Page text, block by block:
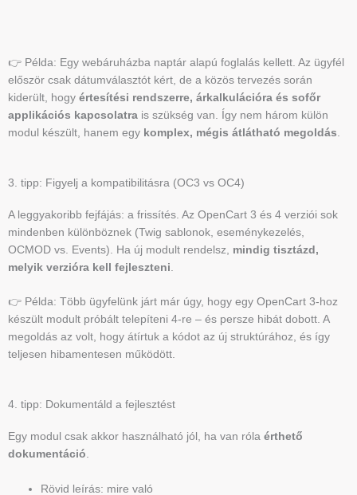
👉 Példa: Egy webáruházba naptár alapú foglalás kellett. Az ügyfél
először csak dátumválasztót kért, de a közös tervezés során
kiderült, hogy értesítési rendszerre, árkalkulációra és sofőr
applikációs kapcsolatra is szükség van. Így nem három külön
modul készült, hanem egy komplex, mégis átlátható megoldás
3. tipp: Figyelj a kompatibilitásra (OC3 vs OC4)
A leggyakoribb fejfájás: a frissítés. Az OpenCart 3 és 4 verziói sok
mindenben különböznek (Twig sablonok, eseménykezelés,
OCMOD vs. Events). Ha új modult rendelsz, mindig tisztázd,
melyik verzióra kell fejleszteni
👉 Példa: Több ügyfelünk járt már úgy, hogy egy OpenCart 3-hoz
készült modult próbált telepíteni 4-re – és persze hibát dobott. A
megoldás az volt, hogy átírtuk a kódot az új struktúrához, és így
teljesen hibamentesen működött.
4. tipp: Dokumentáld a fejlesztést
Egy modul csak akkor használható jól, ha van róla érthető
dokumentáció.
Rövid leírás: mire való